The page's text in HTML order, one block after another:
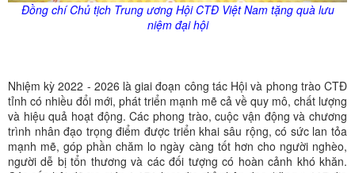
Đồng chí Chủ tịch Trung ương Hội CTĐ Việt Nam tặng quà lưu
niệm đại hội
Nhiệm kỳ 2022 - 2026 là giai đoạn công tác Hội và phong trào CTĐ
tỉnh có nhiều đổi mới, phát triển mạnh mẽ cả về quy mô, chất lượng
và hiệu quả hoạt động. Các phong trào, cuộc vận động và chương
trình nhân đạo trọng điểm được triển khai sâu rộng, có sức lan tỏa
mạnh mẽ, góp phần chăm lo ngày càng tốt hơn cho người nghèo,
người dễ bị tổn thương và các đối tượng có hoàn cảnh khó khăn.